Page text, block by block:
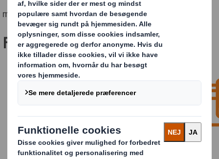
merer vi sammen din distributionskæde.
Fordelene